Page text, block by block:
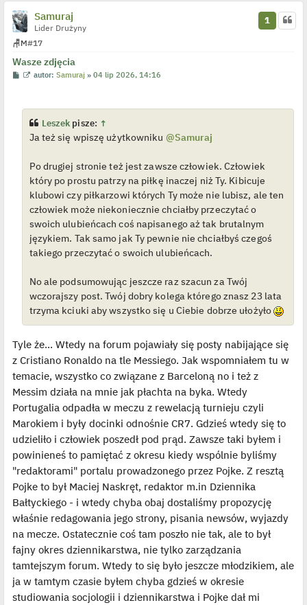
Samuraj
Lider Drużyny
🪑M#17
Wasze zdjęcia
1
P
W
i
e
t
l
j
e
d
y
n
c
y
p
o
s
autor:Samuraj »04 lip 2026, 14:16
Leszek pisze: ↑
Ja też się wpiszę użytkowniku @Samuraj
Po drugiej stronie też jest zawsze człowiek. Człowiek
który po prostu patrzy na piłkę inaczej niż Ty. Kibicuje
klubowi czy piłkarzowi których Ty może nie lubisz, ale ten
człowiek może niekoniecznie chciałby przeczytać o
swoich ulubieńcach coś napisanego aż tak brutalnym
językiem. Tak samo jak Ty pewnie nie chciałbyś czegoś
takiego przeczytać o swoich ulubieńcach.
No ale podsumowując jeszcze raz szacun za Twój
wczorajszy post. Twój dobry kolega którego znasz 23 lata
trzyma kciuki aby wszystko się u Ciebie dobrze ułożyło
Tyle że... Wtedy na forum pojawiały się posty nabijające się
z Cristiano Ronaldo na tle Messiego. Jak wspomniałem tu w
temacie, wszystko co związane z Barceloną no i też z
Messim działa na mnie jak płachta na byka. Wtedy
Portugalia odpadła w meczu z rewelacją turnieju czyli
Marokiem i były docinki odnośnie CR7. Gdzieś wtedy się to
udzieliło i człowiek poszedł pod prąd. Zawsze taki byłem i
powinieneś to pamiętać z okresu kiedy wspólnie byliśmy
"redaktorami" portalu prowadzonego przez Pojke. Z resztą
Pojke to był Maciej Naskręt, redaktor m.in Dziennika
Bałtyckiego - i wtedy chyba obaj dostaliśmy propozycję
właśnie redagowania jego strony, pisania newsów, wyjazdy
na mecze. Ostatecznie coś tam poszło nie tak, ale to był
fajny okres dziennikarstwa, nie tylko zarządzania
tamtejszym forum. Wtedy to się było jeszcze młodzikiem, ale
ja w tamtym czasie byłem chyba gdzieś w okresie
studiowania socjologii i dziennikarstwa i Pojke dał mi